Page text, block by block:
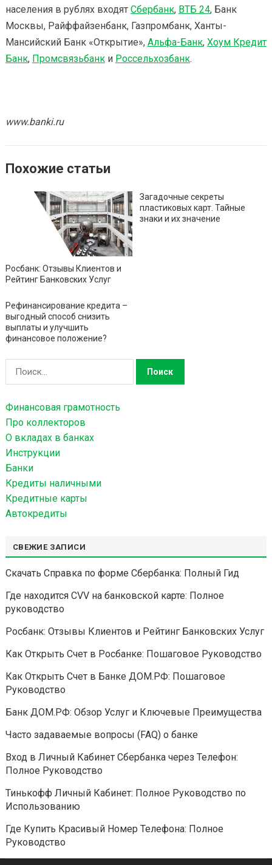
населения в рублях входят Сбербанк, ВТБ 24, Банк
Москвы, Райффайзенбанк, Газпромбанк, Ханты-
Мансийский Банк «Открытие», Альфа-Банк, Хоум Кредит
Банк, Промсвязьбанки Россельхозбанк.
www.banki.ru
Похожие статьи
Росбанк: Отзывы Клиентов и
Рейтинг Банковских Услуг
Загадочные секреты
пластиковых карт. Тайные
знаки и их значение
Рефинансирование кредита –
выгодный способ снизить
выплаты и улучшить
финансовое положение?
а
т
и
:
Финансовая грамотность
Про коллекторов
О вкладах в банках
Инструкции
Банки
Кредиты наличными
Кредитные карты
Автокредиты
СВЕЖИЕ ЗАПИСИ
Скачать Справка по форме Сбербанка: Полный Гид
Где находится CVV на банковской карте: Полное
руководство
Росбанк: Отзывы Клиентов и Рейтинг Банковских Услуг
Как Открыть Счет в Росбанке: Пошаговое Руководство
Как Открыть Счет в Банке ДОМ.РФ: Пошаговое
Руководство
Банк ДОМ.РФ: Обзор Услуг и Ключевые Преимущества
Часто задаваемые вопросы (FAQ) о банке
Вход в Личный Кабинет Сбербанка через Телефон:
Полное Руководство
Тинькофф Личный Кабинет: Полное Руководство по
Использованию
Где Купить Красивый Номер Телефона: Полное
Руководство